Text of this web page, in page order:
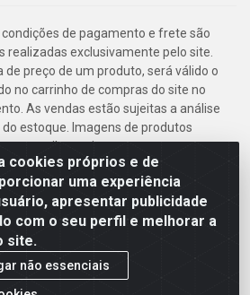
cookies próprios e de
uma experiência
apresentar publicidade
com o seu perfil e melhorar a
site.
não essenciais
de pagamento e frete são
realizadas exclusivamente pelo site.
de preço de um produto, será válido o
no carrinho de compras do site no
As vendas estão sujeitas a análise
estoque. Imagens de produtos
ilustrativas.
Materiais de Construção em Geral
2691 - Guabiraba, Recife/PE - CEP
- CNPJ 41.097.379/0001-